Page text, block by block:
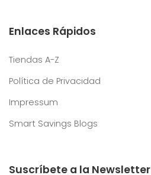
Enlaces Rápidos
Tiendas A-Z
Política de Privacidad
Impressum
Smart Savings Blogs
Suscríbete a la Newsletter